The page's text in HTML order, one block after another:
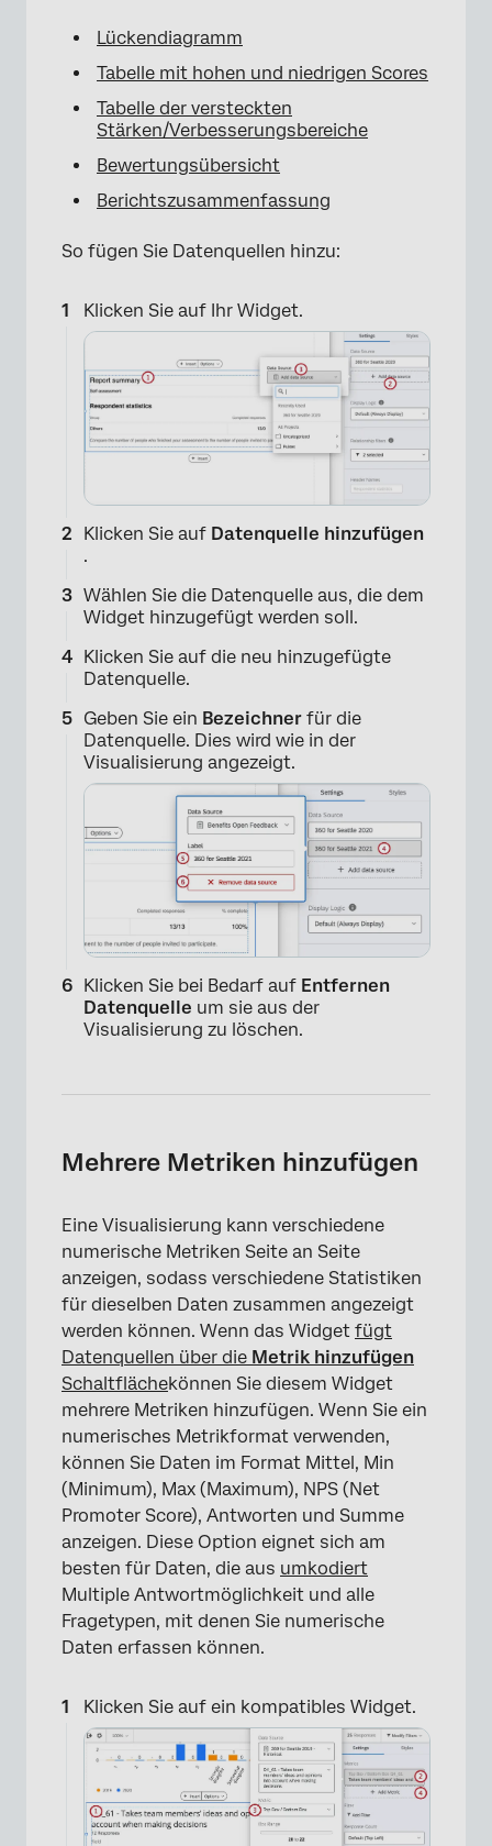
×
Lückendiagramm
Tabelle mit hohen und niedrigen Scores
Tabelle der versteckten
Stärken/Verbesserungsbereiche
Bewertungsübersicht
Berichtszusammenfassung
So fügen Sie Datenquellen hinzu:
Klicken Sie auf Ihr Widget.
×
Klicken Sie auf Datenquelle hinzufügen
.
Wählen Sie die Datenquelle aus, die dem
Widget hinzugefügt werden soll.
Klicken Sie auf die neu hinzugefügte
Datenquelle.
Geben Sie ein Bezeichner für die
Datenquelle. Dies wird wie in der
Visualisierung angezeigt.
×
Klicken Sie bei Bedarf auf Entfernen
Datenquelle um sie aus der
Visualisierung zu löschen.
Mehrere Metriken hinzufügen
Eine Visualisierung kann verschiedene
numerische Metriken Seite an Seite
anzeigen, sodass verschiedene Statistiken
für dieselben Daten zusammen angezeigt
werden können. Wenn das Widget fügt
Datenquellen über die Metrik hinzufügen
Schaltflächekönnen Sie diesem Widget
mehrere Metriken hinzufügen. Wenn Sie ein
numerisches Metrikformat verwenden,
können Sie Daten im Format Mittel, Min
(Minimum), Max (Maximum), NPS (Net
Promoter Score), Antworten und Summe
anzeigen. Diese Option eignet sich am
besten für Daten, die aus umkodiert
Multiple Antwortmöglichkeit und alle
Fragetypen, mit denen Sie numerische
Daten erfassen können.
Klicken Sie auf ein kompatibles Widget.